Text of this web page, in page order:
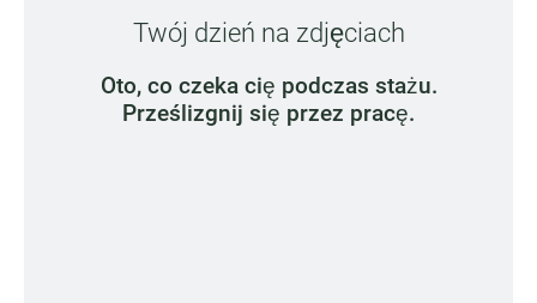
Twój dzień na zdjęciach
Oto, co czeka cię podczas stażu.
Prześlizgnij się przez pracę.